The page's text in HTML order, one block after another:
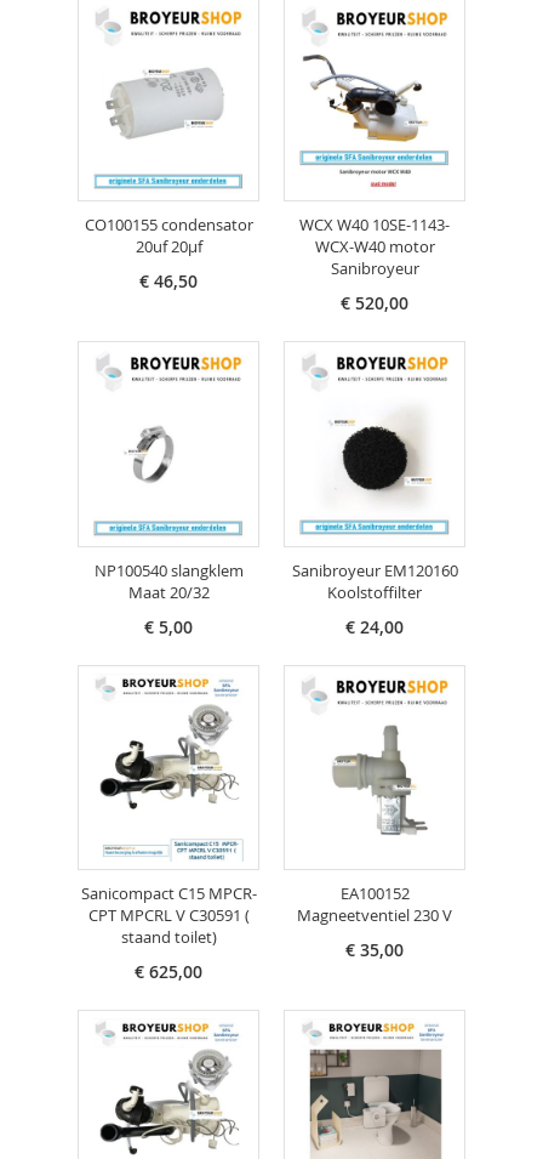
CO100155 condensator
20uf 20µf
€ 46,50
WCX W40 10SE-1143-
WCX-W40 motor
Sanibroyeur
€ 520,00
NP100540 slangklem
Maat 20/32
€ 5,00
Sanibroyeur EM120160
Koolstoffilter
€ 24,00
Sanicompact C15 MPCR-
CPT MPCRL V C30591 (
staand toilet)
€ 625,00
EA100152
Magneetventiel 230 V
€ 35,00